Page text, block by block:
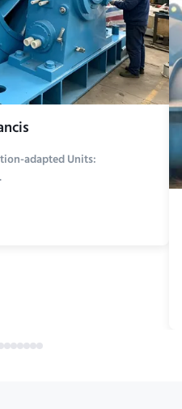
adapted Units: